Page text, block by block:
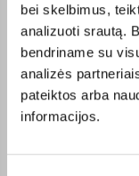
bei skelbimus,
analizuoti srautą.
bendriname su
analizės
pateiktos arba
informacijos.
Pirkėjų